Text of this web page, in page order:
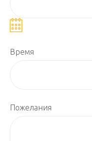
Время
Пожелания